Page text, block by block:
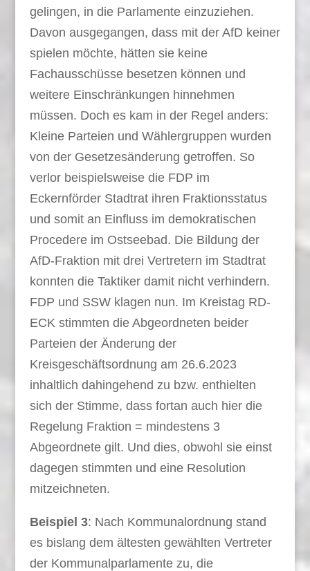
gelingen, in die Parlamente einzuziehen.
Davon ausgegangen, dass mit der AfD keiner
spielen möchte, hätten sie keine
Fachausschüsse besetzen können und
weitere Einschränkungen hinnehmen
müssen. Doch es kam in der Regel anders:
Kleine Parteien und Wählergruppen wurden
von der Gesetzesänderung getroffen. So
verlor beispielsweise die FDP im
Eckernförder Stadtrat ihren Fraktionsstatus
und somit an Einfluss im demokratischen
Procedere im Ostseebad. Die Bildung der
AfD-Fraktion mit drei Vertretern im Stadtrat
konnten die Taktiker damit nicht verhindern.
FDP und SSW klagen nun. Im Kreistag RD-
ECK stimmten die Abgeordneten beider
Parteien der Änderung der
Kreisgeschäftsordnung am 26.6.2023
inhaltlich dahingehend zu bzw. enthielten
sich der Stimme, dass fortan auch hier die
Regelung Fraktion = mindestens 3
Abgeordnete gilt. Und dies, obwohl sie einst
dagegen stimmten und eine Resolution
mitzeichneten.
Beispiel 3: Nach Kommunalordnung stand
es bislang dem ältesten gewählten Vertreter
der Kommunalparlamente zu, die